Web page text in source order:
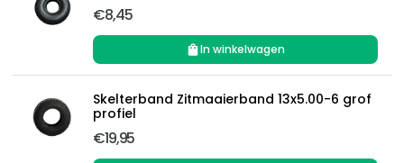
€8,45
In winkelwagen
Skelterband Zitmaaierband 13x5.00-6 grof
profiel
€19,95